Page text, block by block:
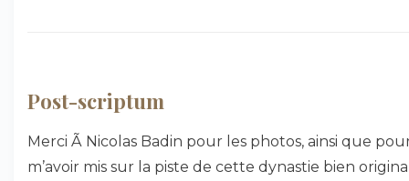
Post-scriptum
Merci Ã Nicolas Badin pour les photos, ainsi que
m’avoir mis sur la piste de cette dynastie bien